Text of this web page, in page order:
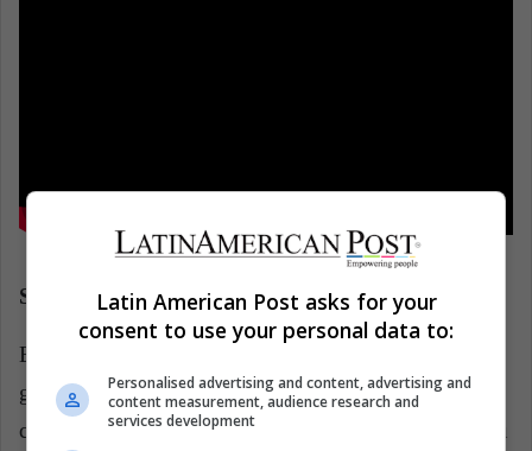
Snoop Dogg/Snoop Lion
El rapero californiano es conocido por su sonido de
gangster rap de la West Coast que tuvo su momento
cumbre en los noventa. Snoop Dogg también tiene su
Latin American Post asks for your
consent to use your personal data to:
Personalised advertising and content, advertising and
content measurement, audience research and
services development